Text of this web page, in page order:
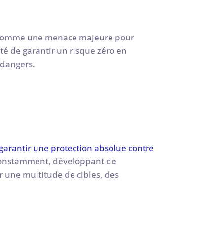
une menace majeure pour
de garantir un risque zéro en
une protection absolue contre
développant de
une multitude de cibles, des